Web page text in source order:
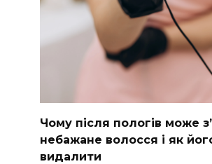
Чому після пологів може
небажане волосся і як
видалити